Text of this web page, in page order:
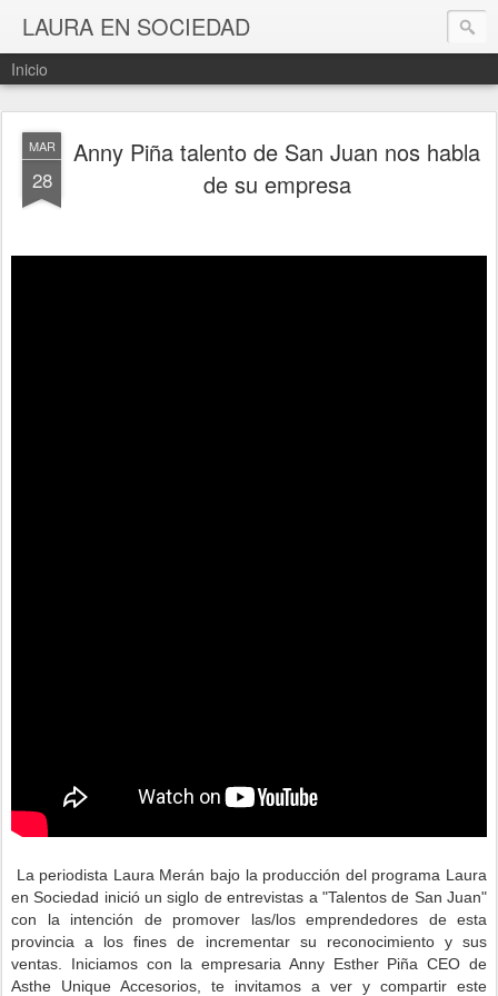
LAURA EN SOCIEDAD
Inicio
MAR
28
Anny Piña talento de San Juan nos habla
de su empresa
La periodista Laura Merán bajo la producción del programa Laura
en Sociedad inició un siglo de entrevistas a "Talentos de San Juan"
con la intención de promover las/los emprendedores de esta
provincia a los fines de incrementar su reconocimiento y sus
ventas. Iniciamos con la empresaria Anny Esther Piña CEO de
Asthe Unique Accesorios, te invitamos a ver y compartir este